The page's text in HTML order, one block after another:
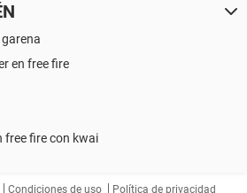
en free fire
free fire con kwai
Condiciones de uso Política de privacidad